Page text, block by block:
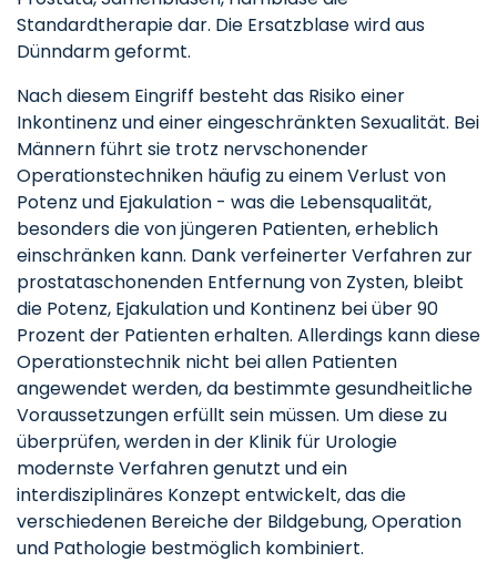
Standardtherapie dar. Die Ersatzblase wird aus
Dünndarm geformt.
Nach diesem Eingriff besteht das Risiko einer
Inkontinenz und einer eingeschränkten Sexualität. Bei
Männern führt sie trotz nervschonender
Operationstechniken häufig zu einem Verlust von
Potenz und Ejakulation - was die Lebensqualität,
besonders die von jüngeren Patienten, erheblich
einschränken kann. Dank verfeinerter Verfahren zur
prostataschonenden Entfernung von Zysten, bleibt
die Potenz, Ejakulation und Kontinenz bei über 90
Prozent der Patienten erhalten. Allerdings kann diese
Operationstechnik nicht bei allen Patienten
angewendet werden, da bestimmte gesundheitliche
Voraussetzungen erfüllt sein müssen. Um diese zu
überprüfen, werden in der Klinik für Urologie
modernste Verfahren genutzt und ein
interdisziplinäres Konzept entwickelt, das die
verschiedenen Bereiche der Bildgebung, Operation
und Pathologie bestmöglich kombiniert.